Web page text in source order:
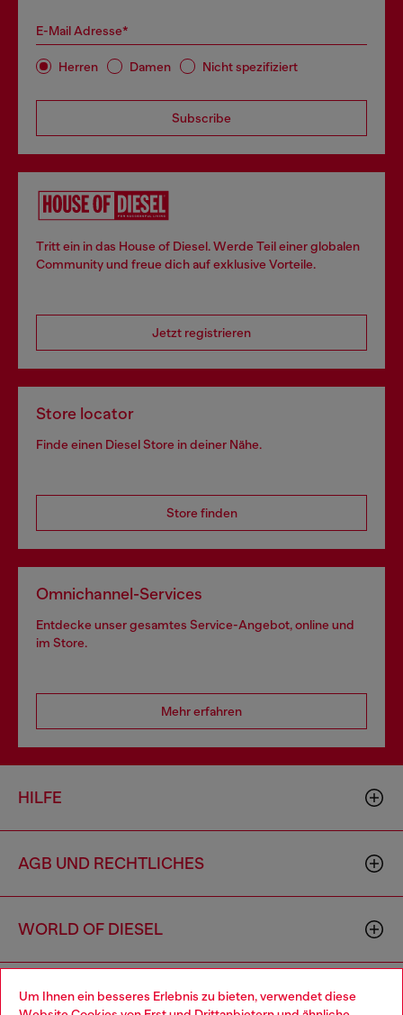
Um Ihnen ein besseres Erlebnis zu bieten, verwendet diese
E-Mail Adresse*
Herren Damen Nicht spezifiziert
Subscribe
Tritt ein in das House of Diesel. Werde Teil einer globalen
Community und freue dich auf exklusive Vorteile.
Jetzt registrieren
Store locator
Finde einen Diesel Store in deiner Nähe.
Store finden
Omnichannel-Services
Entdecke unser gesamtes Service-Angebot, online und
im Store.
Mehr erfahren
HILFE
AGB UND RECHTLICHES
WORLD OF DIESEL
CORPORATE